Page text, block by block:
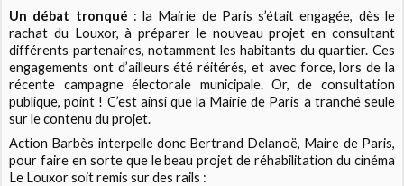
Un débat tronqué : la Mairie de Paris s’était engagée, dès le
rachat du Louxor, à préparer le nouveau projet en consultant
différents partenaires, notamment les habitants du quartier. Ces
engagements ont d’ailleurs été réitérés, et avec force, lors de la
récente campagne électorale municipale. Or, de consultation
publique, point ! C’est ainsi que la Mairie de Paris a tranché seule
sur le contenu du projet.
Action Barbès interpelle donc Bertrand Delanoë, Maire de Paris,
pour faire en sorte que le beau projet de réhabilitation du cinéma
Le Louxor soit remis sur des rails :